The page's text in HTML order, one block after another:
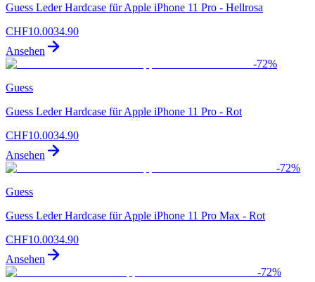
Guess Leder Hardcase für Apple iPhone 11 Pro - Hellrosa
CHF10.0034.90
Ansehen
-72%
Guess
Guess Leder Hardcase für Apple iPhone 11 Pro - Rot
CHF10.0034.90
Ansehen
-72%
Guess
Guess Leder Hardcase für Apple iPhone 11 Pro Max - Rot
CHF10.0034.90
Ansehen
-72%